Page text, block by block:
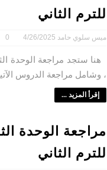
للترم الثاني
ميس سلوي حامد 4/26/2025
0
هنا ستجد مراجعة الوحدة
، وشامل مراجعة الدروس
إقرأ المزيد ...
مراجعة الوحدة
للترم الثاني